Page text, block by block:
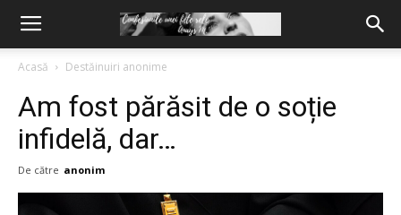
Acasă Destăinuiri anonime
Am fost părăsit de o soție
infidelă, dar…
De către anonim